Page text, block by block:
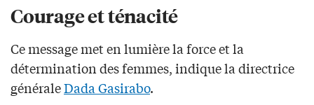
Courage et ténacité
Ce message met en lumière la force et la
détermination des femmes, indique la directrice
généraleDada Gasirabo.